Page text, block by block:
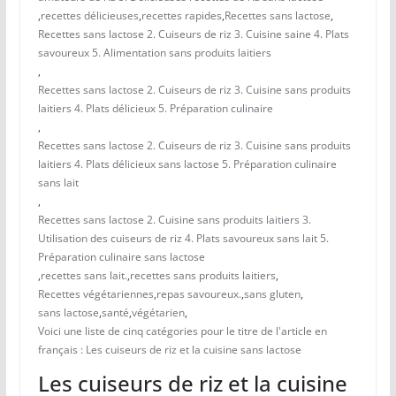
,recettes délicieuses,recettes rapides,Recettes sans lactose,
Recettes sans lactose 2. Cuiseurs de riz 3. Cuisine saine 4. Plats
savoureux 5. Alimentation sans produits laitiers
,
Recettes sans lactose 2. Cuiseurs de riz 3. Cuisine sans produits
laitiers 4. Plats délicieux 5. Préparation culinaire
,
Recettes sans lactose 2. Cuiseurs de riz 3. Cuisine sans produits
laitiers 4. Plats délicieux sans lactose 5. Préparation culinaire
sans lait
,
Recettes sans lactose 2. Cuisine sans produits laitiers 3.
Utilisation des cuiseurs de riz 4. Plats savoureux sans lait 5.
Préparation culinaire sans lactose
,recettes sans lait.,recettes sans produits laitiers,
Recettes végétariennes,repas savoureux.,sans gluten,
sans lactose,santé,végétarien,
Voici une liste de cinq catégories pour le titre de l'article en
français : Les cuiseurs de riz et la cuisine sans lactose
Les cuiseurs de riz et la cuisine